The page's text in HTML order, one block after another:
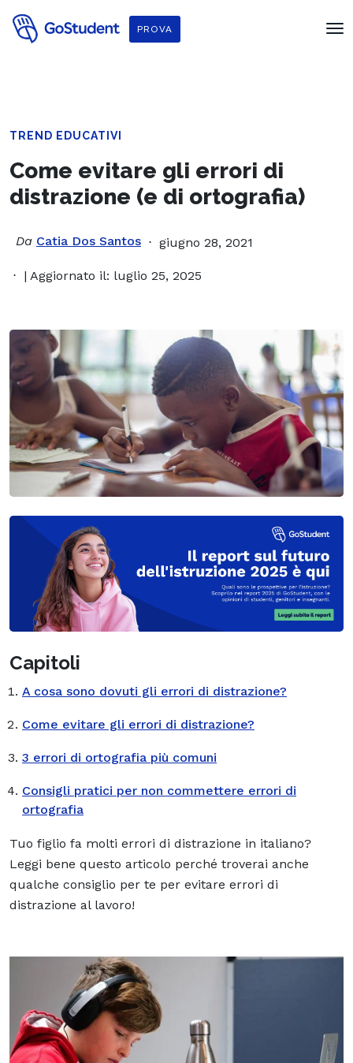
PROVA
TREND EDUCATIVI
Come evitare gli errori di
distrazione (e di ortografia)
Da Catia Dos Santos giugno 28, 2021
| Aggiornato il: luglio 25, 2025
Capitoli
A cosa sono dovuti gli errori di distrazione?
Come evitare gli errori di distrazione?
3 errori di ortografia più comuni
Consigli pratici per non commettere errori di
ortografia
Tuo figlio fa molti errori di distrazione in italiano?
Leggi bene questo articolo perché troverai anche
qualche consiglio per te per evitare errori di
distrazione al lavoro!